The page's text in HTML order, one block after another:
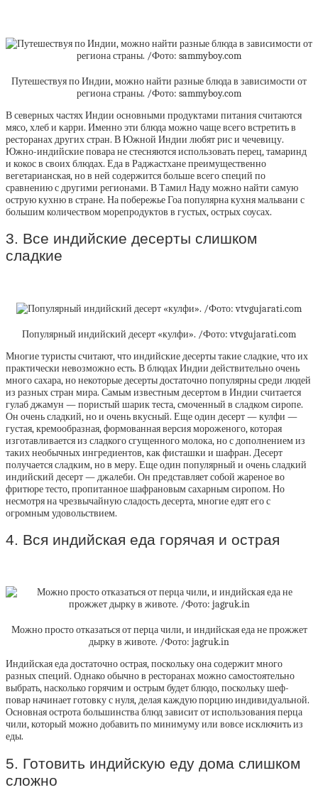
Путешествуя по Индии, можно найти разные блюда в зависимости от
региона страны. /Фото: sammyboy.com
В северных частях Индии основными продуктами питания считаются
мясо, хлеб и карри. Именно эти блюда можно чаще всего встретить в
ресторанах других стран. В Южной Индии любят рис и чечевицу.
Южно-индийские повара не стесняются использовать перец, тамаринд
и кокос в своих блюдах. Еда в Раджастхане преимущественно
вегетарианская, но в ней содержится больше всего специй по
сравнению с другими регионами. В Тамил Наду можно найти самую
острую кухню в стране. На побережье Гоа популярна кухня мальвани с
большим количеством морепродуктов в густых, острых соусах.
3. Все индийские десерты слишком
сладкие
Популярный индийский десерт «кулфи». /Фото: vtvgujarati.com
Многие туристы считают, что индийские десерты такие сладкие, что их
практически невозможно есть. В блюдах Индии действительно очень
много сахара, но некоторые десерты достаточно популярны среди людей
из разных стран мира. Самым известным десертом в Индии считается
гулаб джамун — пористый шарик теста, смоченный в сладком сиропе.
Он очень сладкий, но и очень вкусный. Еще один десерт — кулфи —
густая, кремообразная, формованная версия мороженого, которая
изготавливается из сладкого сгущенного молока, но с дополнением из
таких необычных ингредиентов, как фисташки и шафран. Десерт
получается сладким, но в меру. Еще один популярный и очень сладкий
индийский десерт — джалеби. Он представляет собой жареное во
фритюре тесто, пропитанное шафрановым сахарным сиропом. Но
несмотря на чрезвычайную сладость десерта, многие едят его с
огромным удовольствием.
4. Вся индийская еда горячая и острая
Можно просто отказаться от перца чили, и индийская еда не прожжет
дырку в животе. /Фото: jagruk.in
Индийская еда достаточно острая, поскольку она содержит много
разных специй. Однако обычно в ресторанах можно самостоятельно
выбрать, насколько горячим и острым будет блюдо, поскольку шеф-
повар начинает готовку с нуля, делая каждую порцию индивидуальной.
Основная острота большинства блюд зависит от использования перца
чили, который можно добавить по минимуму или вовсе исключить из
еды.
5. Готовить индийскую еду дома слишком
сложно